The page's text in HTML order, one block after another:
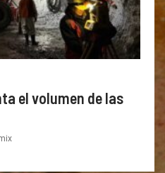
el volumen de las